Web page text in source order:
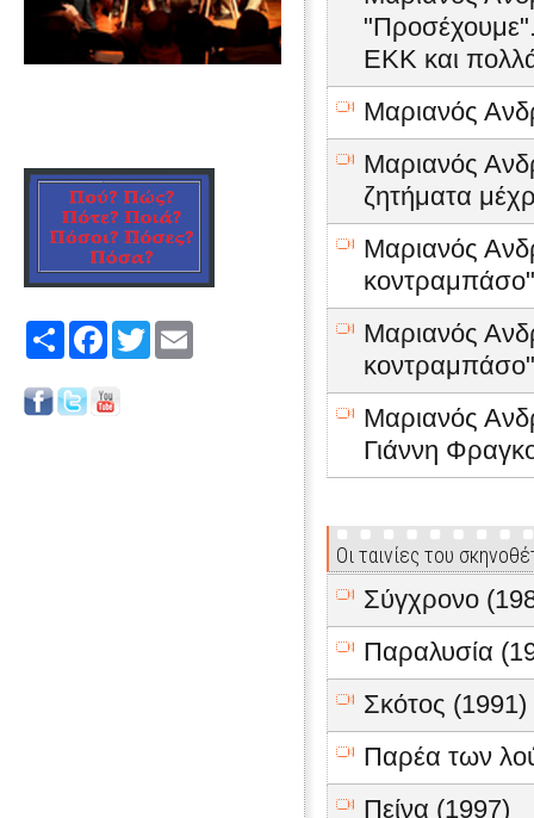
Share FacebookTwitter
ΕΚΚ και
Μαριανός
Μαριανός
ζητήματα
Μαριανός
Μαριανός
Μαριανός
Γιάννη
Οι ταινίες του
Σύγχρονο
Παραλυσία
Σκότος (1991)
Παρέα των
Πείνα (1997)